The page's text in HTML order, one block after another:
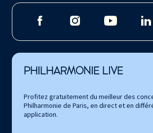
PHILHARMONIE LIVE
Profitez gratuitement du meilleur des
Philharmonie de Paris, en direct et en
application.